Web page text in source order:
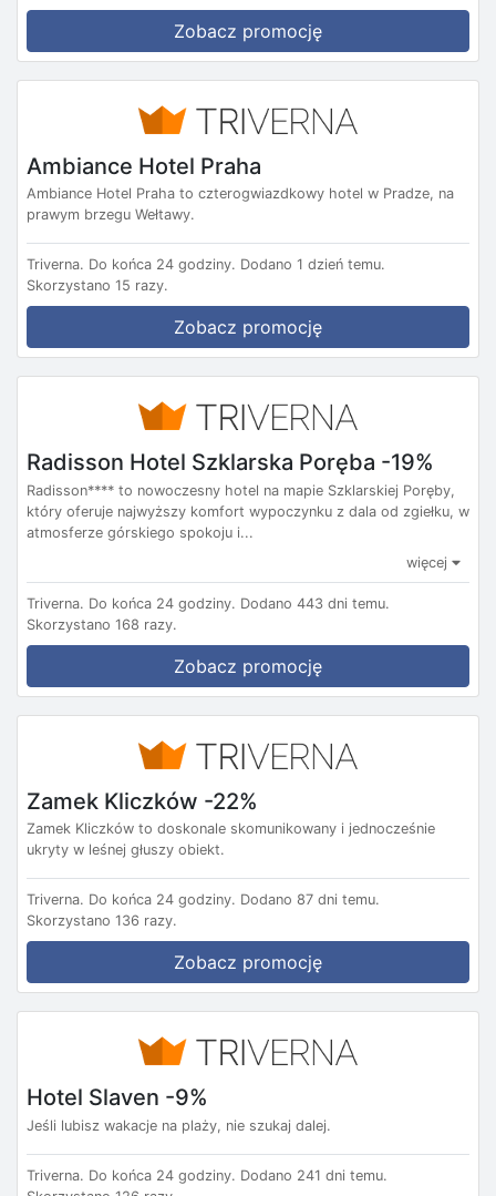
Zobacz promocję
Ambiance Hotel Praha
Ambiance Hotel Praha to czterogwiazdkowy hotel w Pradze, na
prawym brzegu Wełtawy.
Triverna. Do końca 24 godziny. Dodano 1 dzień temu.
Skorzystano 15 razy.
Zobacz promocję
Radisson Hotel Szklarska Poręba -19%
Radisson**** to nowoczesny hotel na mapie Szklarskiej Poręby,
który oferuje najwyższy komfort wypoczynku z dala od zgiełku, w
atmosferze górskiego spokoju i...
więcej
Triverna. Do końca 24 godziny. Dodano 443 dni temu.
Skorzystano 168 razy.
Zobacz promocję
Zamek Kliczków -22%
Zamek Kliczków to doskonale skomunikowany i jednocześnie
ukryty w leśnej głuszy obiekt.
Triverna. Do końca 24 godziny. Dodano 87 dni temu.
Skorzystano 136 razy.
Zobacz promocję
Hotel Slaven -9%
Jeśli lubisz wakacje na plaży, nie szukaj dalej.
Triverna. Do końca 24 godziny. Dodano 241 dni temu.